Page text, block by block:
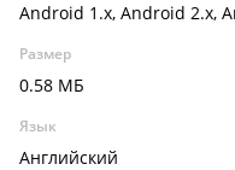
Android 1.x, Android 2.x,
Размер
0.58 МБ
Язык
Английский